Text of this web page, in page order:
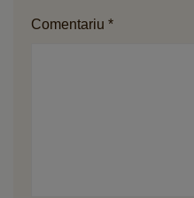
Comentariu *